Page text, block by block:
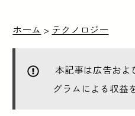
ホーム > テクノロジー
本記事は広告およ
グラムによる収益